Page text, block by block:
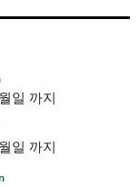
일 까지
일 까지